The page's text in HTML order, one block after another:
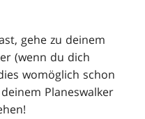
gehe zu deinem
(wenn du dich
womöglich schon
Planeswalker